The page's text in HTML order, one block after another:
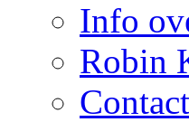
Info
Robin
Contact